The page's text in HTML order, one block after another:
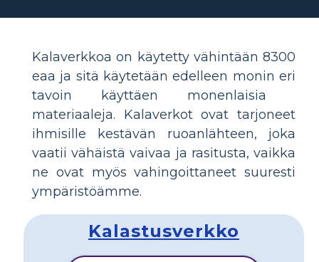
Kalaverkkoa on käytetty vähintään 8300
eaa ja sitä käytetään edelleen monin eri
tavoin käyttäen monenlaisia ​​
materiaaleja. Kalaverkot ovat tarjoneet
ihmisille kestävän ruoanlähteen, joka
vaatii vähäistä vaivaa ja rasitusta, vaikka
ne ovat myös vahingoittaneet suuresti
ympäristöämme.
Kalastusverkko